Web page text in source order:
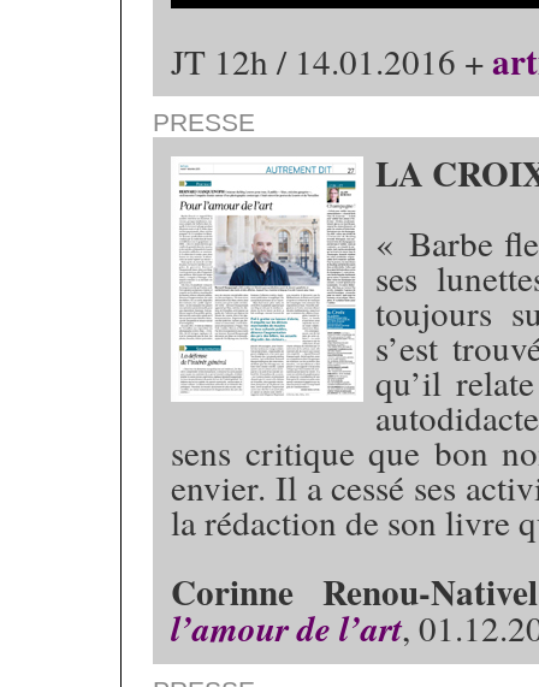
JT 12h / 14.01.2016 +
PRESSE
LA
« Barbe
ses
toujours
s’est
qu’il
sens critique que bon
envier. Il a cessé ses
la rédaction de son livre
Corinne Renou-Nativel
l’amour de l’art,